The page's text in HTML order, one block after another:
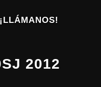
¡LLÁMANOS!
2012